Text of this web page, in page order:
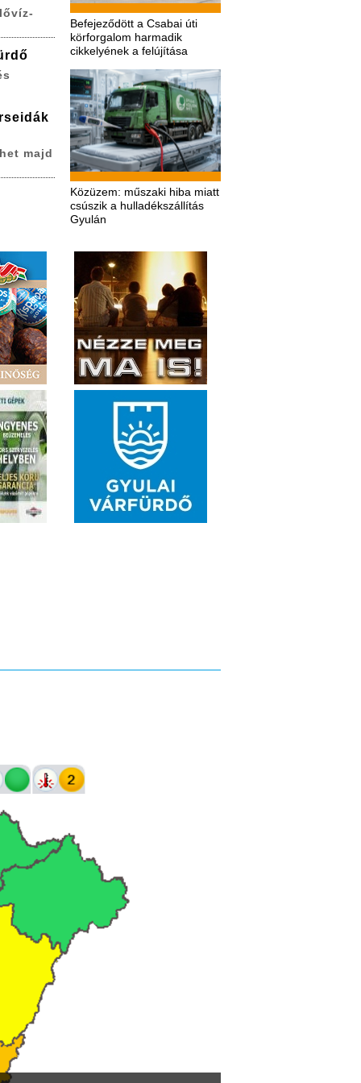
Befejeződött a Csabai úti
körforgalom harmadik
cikkelyének a felújítása
Közüzem: műszaki hiba miatt
csúszik a hulladékszállítás
Gyulán
majd